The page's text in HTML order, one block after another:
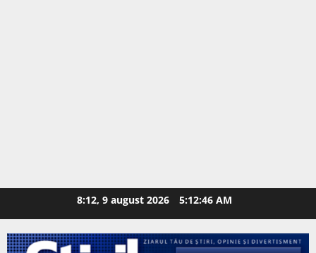
8:12, 9 august 2026 5:12:47 AM